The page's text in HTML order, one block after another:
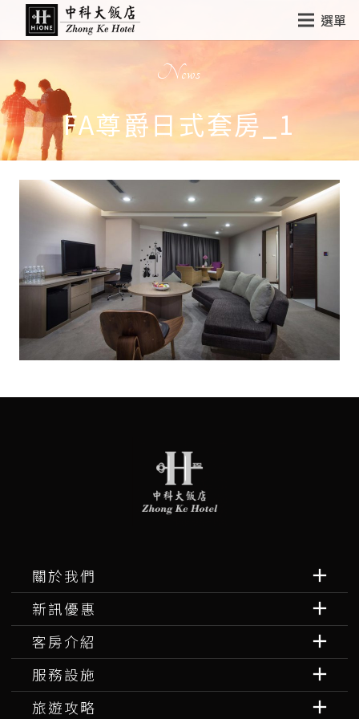
選單
News
FA尊爵日式套房_1
關於我們
新訊優惠
客房介紹
服務設施
旅遊攻略